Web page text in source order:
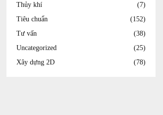
Thủy khí
(7)
Tiêu chuẩn
(152)
Tư vấn
(38)
Uncategorized
(25)
Xây dựng 2D
(78)